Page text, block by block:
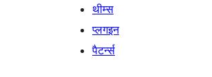
थीम्स
प्लगइन
पैटर्न्स